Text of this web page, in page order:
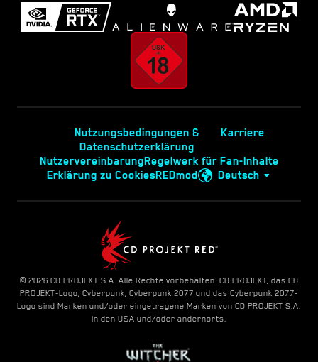
Nutzungsbedingungen &
Datenschutzerklärung
Karriere
NutzervereinbarungRegelwerk für Fan-Inhalte
Erklärung zu CookiesREDmod Deutsch
© 2026 CD PROJEKT S.A. Alle Rechte vorbehalten. CD PROJEKT, das CD
PROJEKT-Logo, Cyberpunk, Cyberpunk 2077 und das Cyberpunk 2077-
Logo sind Marken und/oder eingetragene Marken von CD PROJEKT S.A.
in den USA und/oder andernorts.